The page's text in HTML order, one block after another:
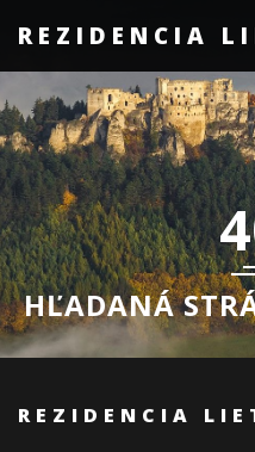
REZIDENCIA
HĽADANÁ
REZIDENCIA